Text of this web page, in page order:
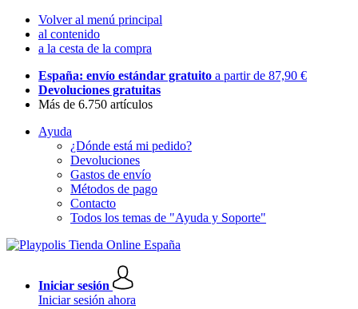
Volver al menú principal
al contenido
a la cesta de la compra
España: envío estándar gratuito a partir de 87,90 €
Devoluciones gratuitas
Más de 6.750 artículos
Ayuda
¿Dónde está mi pedido?
Devoluciones
Gastos de envío
Métodos de pago
Contacto
Todos los temas de "Ayuda y Soporte"
Iniciar sesión
Iniciar sesión ahora